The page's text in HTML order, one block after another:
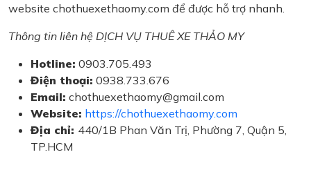
website chothuexethaomy.com để được hỗ trợ nhanh.
Thông tin liên hệ DỊCH VỤ THUÊ XE THẢO MY
Hotline: 0903.705.493
Điện thoại: 0938.733.676
Email: chothuexethaomy@gmail.com
Website: https://chothuexethaomy.com
Địa chỉ: 440/1B Phan Văn Trị, Phường 7, Quận 5,
TP.HCM